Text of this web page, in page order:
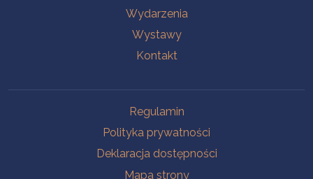
Wydarzenia
Wystawy
Kontakt
Regulamin
Polityka prywatności
Deklaracja dostępności
Mapa strony